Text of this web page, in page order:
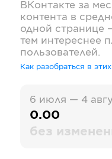
ВКонтакте за
контента в
одной странице
тем интереснее
пользователей.
Как разобраться в
6 июля — 4
0.00
без